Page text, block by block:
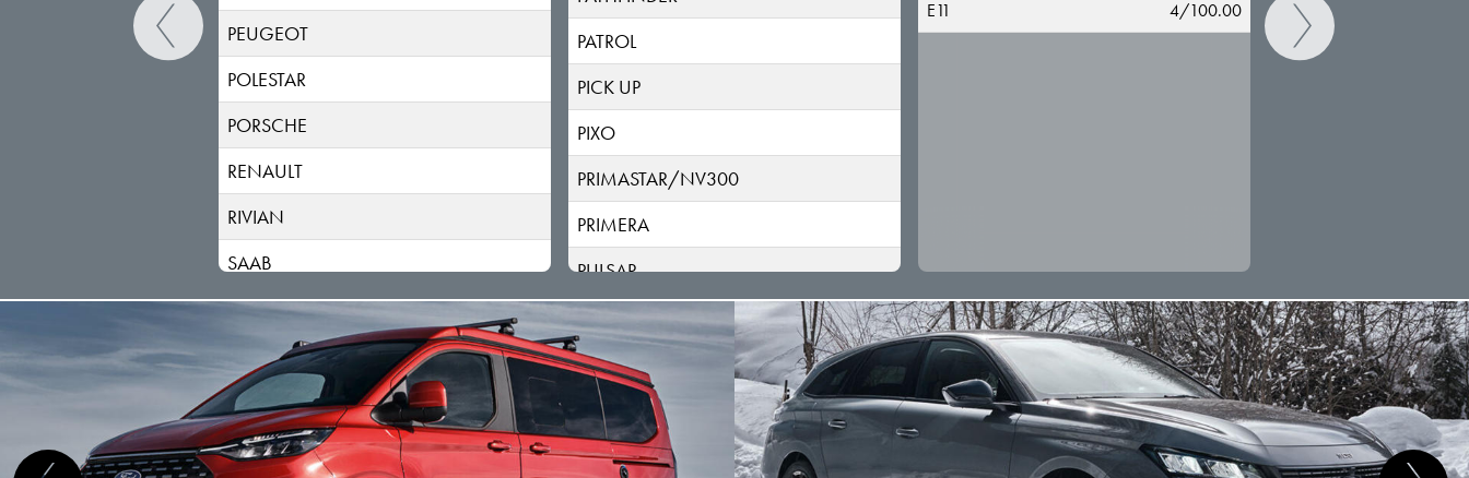
PEUGEOT
POLESTAR
PORSCHE
RENAULT
RIVIAN
SAAB
SEAT
SERES
SKODA
SKYWELL
PATROL
PICK UP
PIXO
PRIMASTAR/NV300
PRIMERA
PULSAR
QASHQAI
Sentra
TERRANO
TIIDA
E11
4/100.00